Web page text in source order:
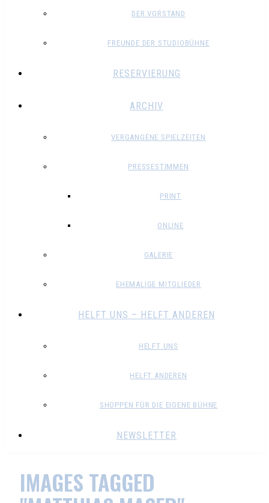
DER VORSTAND
FREUNDE DER STUDIOBÜHNE
RESERVIERUNG
ARCHIV
VERGANGENE SPIELZEITEN
PRESSESTIMMEN
PRINT
ONLINE
GALERIE
EHEMALIGE MITGLIEDER
HELFT UNS – HELFT ANDEREN
HELFT UNS
HELFT ANDEREN
SHOPPEN FÜR DIE EIGENE BÜHNE
NEWSLETTER
IMAGES TAGGED